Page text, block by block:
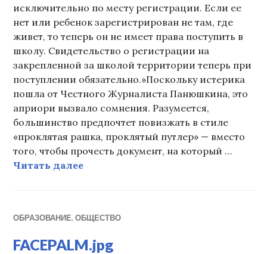
исключительно по месту регистрации. Если ее
нет или ребенок зарегистрирован не там, где
живет, то теперь он не имеет права поступить в
школу. Свидетельство о регистрации на
закрепленной за школой территории теперь при
поступлении обязательно.»Поскольку истерика
пошла от Честного Журналиста Панюшкина, это
априори вызвало сомнения. Разумеется,
большинство предпочтет повизжать в стиле
«проклятая рашка, проклятый путлер» — вместо
того, чтобы прочесть документ, на который …
Читать далееВ интернетах новая истерика
ОБРАЗОВАНИЕ,ОБЩЕСТВО
FACEPALM.jpg